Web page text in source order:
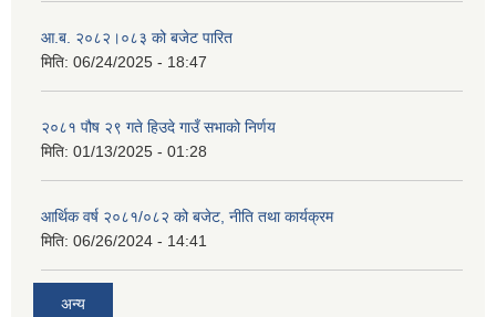
आ.ब. २०८२।०८३ को बजेट पारित
मिति: 06/24/2025 - 18:47
२०८१ पौष २९ गते हिउदे गाउँ सभाको निर्णय
मिति: 01/13/2025 - 01:28
आर्थिक वर्ष २०८१/०८२ को बजेट, नीति तथा कार्यक्रम
मिति: 06/26/2024 - 14:41
अन्य